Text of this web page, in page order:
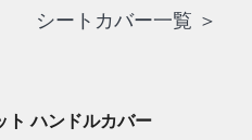
シートカバー一覧 ＞
ト ハンドルカバー